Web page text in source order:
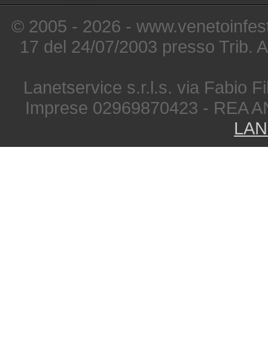
© 2005 - 2026 -
17 del 24/07/2003 presso Trib.
Lanetservice s.r.l.s. via Fabio
Imprese 02969870423 - REA